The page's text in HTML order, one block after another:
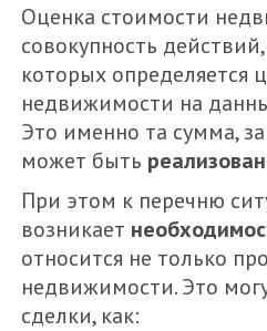
Оценка стоимости
совокупность
которых определяется
недвижимости на
Это именно та сумма,
может быть
При этом к перечню
возникает
относится не только
недвижимости. Это
сделки, как: